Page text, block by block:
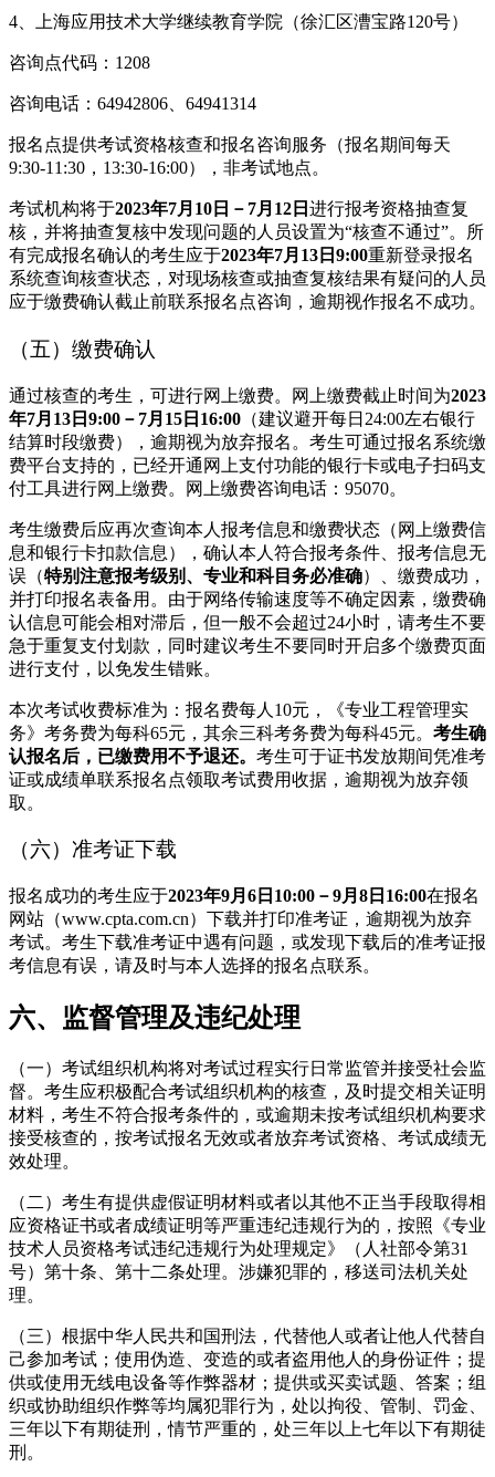
4、上海应用技术大学继续教育学院（徐汇区漕宝路120号）
咨询点代码：1208
咨询电话：64942806、64941314
报名点提供考试资格核查和报名咨询服务（报名期间每天
9:30-11:30，13:30-16:00），非考试地点。
考试机构将于2023年7月10日 －7月12日 进行报考资格抽查复
核，并将抽查复核中发现问题的人员设置为“核查不通过”。所
有完成报名确认的考生应于2023年7月13日9:00重新登录报名
系统查询核查状态，对现场核查或抽查复核结果有疑问的人员
应于缴费确认截止前联系报名点咨询，逾期视作报名不成功。
（五）缴费确认
通过核查的考生，可进行网上缴费。网上缴费截止时间为2023
年7月13日9:00－7月15日16:00 （建议避开每日24:00左右银行
结算时段缴费），逾期视为放弃报名。考生可通过报名系统缴
费平台支持的，已经开通网上支付功能的银行卡或电子扫码支
付工具进行网上缴费。网上缴费咨询电话：95070。
考生缴费后应再次查询本人报考信息和缴费状态（网上缴费信
息和银行卡扣款信息），确认本人符合报考条件、报考信息无
误（特别注意报考级别、专业和科目务必准确）、缴费成功，
并打印报名表备用。由于网络传输速度等不确定因素，缴费确
认信息可能会相对滞后，但一般不会超过24小时，请考生不要
急于重复支付划款，同时建议考生不要同时开启多个缴费页面
进行支付，以免发生错账。
本次考试收费标准为：报名费每人10元，《专业工程管理实
务》考务费为每科65元，其余三科考务费为每科45元。 考生确
认报名后，已缴费用不予退还。 考生可于证书发放期间凭准考
证或成绩单联系报名点领取考试费用收据，逾期视为放弃领
取。
（六）准考证下载
报名成功的考生应于2023年9月6日10:00－9月8日16:00在报名
网站（www.cpta.com.cn）下载并打印准考证，逾期视为放弃
考试。考生下载准考证中遇有问题，或发现下载后的准考证报
考信息有误，请及时与本人选择的报名点联系。
六、监督管理及违纪处理
（一）考试组织机构将对考试过程实行日常监管并接受社会监
督。考生应积极配合考试组织机构的核查，及时提交相关证明
材料，考生不符合报考条件的，或逾期未按考试组织机构要求
接受核查的，按考试报名无效或者放弃考试资格、考试成绩无
效处理。
（二）考生有提供虚假证明材料或者以其他不正当手段取得相
应资格证书或者成绩证明等严重违纪违规行为的，按照《专业
技术人员资格考试违纪违规行为处理规定》（人社部令第31
号）第十条、第十二条处理。涉嫌犯罪的，移送司法机关处
理。
（三）根据中华人民共和国刑法，代替他人或者让他人代替自
己参加考试；使用伪造、变造的或者盗用他人的身份证件；提
供或使用无线电设备等作弊器材；提供或买卖试题、答案；组
织或协助组织作弊等均属犯罪行为，处以拘役、管制、罚金、
三年以下有期徒刑，情节严重的，处三年以上七年以下有期徒
刑。